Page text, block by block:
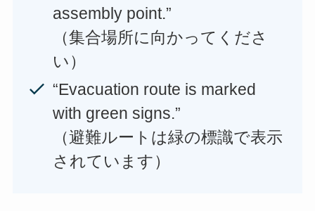
assembly point.”
（集合場所に向かってくださ
い）
“Evacuation route is marked
with green signs.”
（避難ルートは緑の標識で表示
されています）